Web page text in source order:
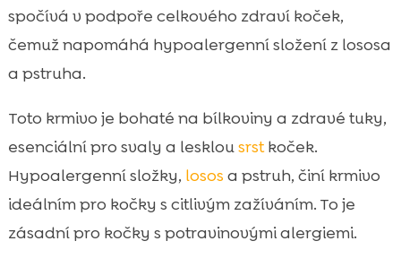
spočívá v podpoře celkového zdraví koček,
čemuž napomáhá hypoalergenní složení z lososa
a pstruha.
Toto krmivo je bohaté na bílkoviny a zdravé tuky,
esenciální pro svaly a lesklousrstkoček.
Hypoalergenní složky, losos a pstruh, činí krmivo
ideálním pro kočky s citlivým zažíváním. To je
zásadní pro kočky s potravinovými alergiemi.